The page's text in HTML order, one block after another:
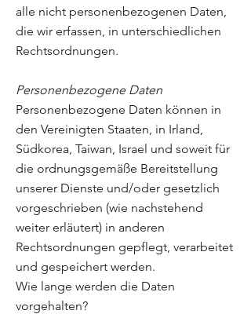
alle nicht personenbezogenen Daten,
die wir erfassen, in unterschiedlichen
Rechtsordnungen.
Personenbezogene Daten
Personenbezogene Daten können in
den Vereinigten Staaten, in Irland,
Südkorea, Taiwan, Israel und soweit für
die ordnungsgemäße Bereitstellung
unserer Dienste und/oder gesetzlich
vorgeschrieben (wie nachstehend
weiter erläutert) in anderen
Rechtsordnungen gepflegt, verarbeitet
und gespeichert werden.
Wie lange werden die Daten
vorgehalten?